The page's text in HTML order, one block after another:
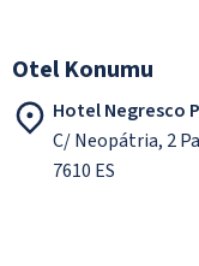
Otel Konumu
Hotel Negresco
C/ Neopátria, 2
7610 ES